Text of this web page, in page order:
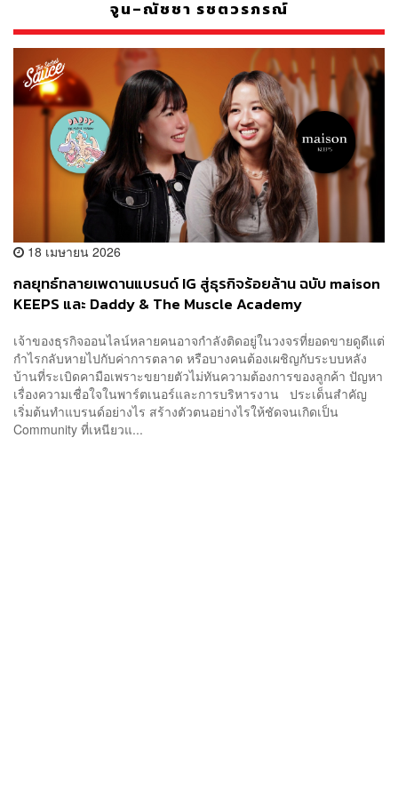
จูน–ณัชชา รชตวรภรณ์
18 เมษายน 2026
​กลยุทธ์ทลายเพดานแบรนด์ IG สู่ธุรกิจร้อยล้าน ฉบับ maison
KEEPS และ Daddy & The Muscle Academy
เจ้าของธุรกิจออนไลน์หลายคนอาจกำลังติดอยู่ในวงจรที่ยอดขายดูดีแต่
กำไรกลับหายไปกับค่าการตลาด หรือบางคนต้องเผชิญกับระบบหลัง
บ้านที่ระเบิดคามือเพราะขยายตัวไม่ทันความต้องการของลูกค้า ปัญหา
เรื่องความเชื่อใจในพาร์ตเนอร์และการบริหารงาน ประเด็นสำคัญ
เริ่มต้นทำแบรนด์อย่างไร สร้างตัวตนอย่างไรให้ชัดจนเกิดเป็น
Community ที่เหนียวแ...